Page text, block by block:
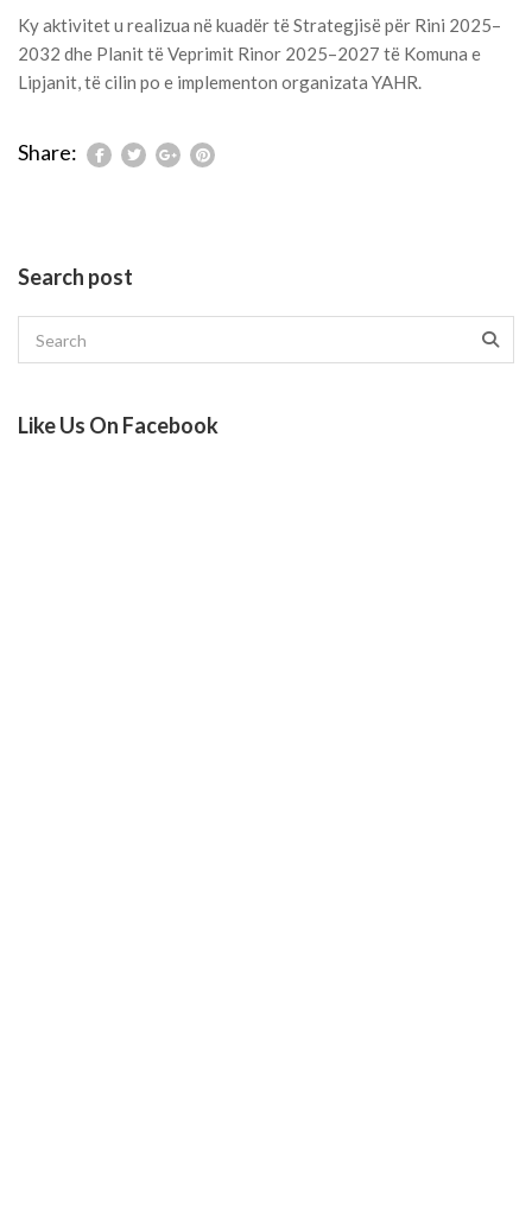
Ky aktivitet u realizua në kuadër të Strategjisë për Rini 2025–
2032 dhe Planit të Veprimit Rinor 2025–2027 të Komuna e
Lipjanit, të cilin po e implementon organizata YAHR.
Share:
Search post
Like Us On Facebook